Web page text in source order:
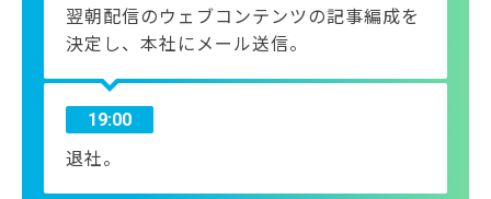
翌朝配信のウェブコンテンツの記事編成を
決定し、本社にメール送信。
19:00
退社。